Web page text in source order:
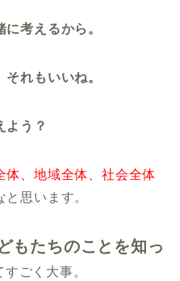
考えるから。
れもいいね。
よう？
体、地域全体、社会全体
思います。
もたちのことを知っ
すごく大事。